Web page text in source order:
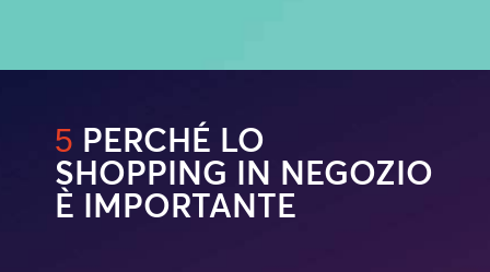
5 PERCHÉ LO
SHOPPING IN NEGOZIO
È IMPORTANTE